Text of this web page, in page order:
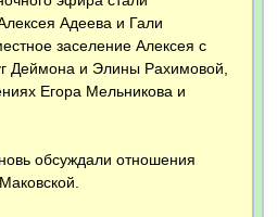
Адеева и Гали
заселение Алексея с
Деймона и Элины Рахимовой,
Егора Мельникова и
обсуждали отношения